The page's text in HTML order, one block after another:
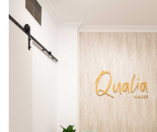
Qualia viajes